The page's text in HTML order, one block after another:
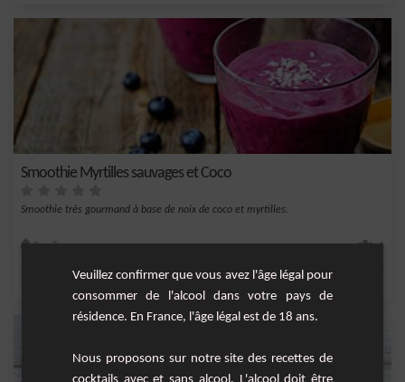
Smoothie Myrtilles sauvages et Coco
Smoothie très gourmand à base de noix de coco et myrtilles.
Facile 4
, , ,gingembre ,
Veuillez confirmer que vous avez l'âge légal pour
consommer de l'alcool dans votre pays de
résidence. En France, l'âge légal est de 18 ans.
Nous proposons sur notre site des recettes de
cocktails avec et sans alcool. L'alcool doit être